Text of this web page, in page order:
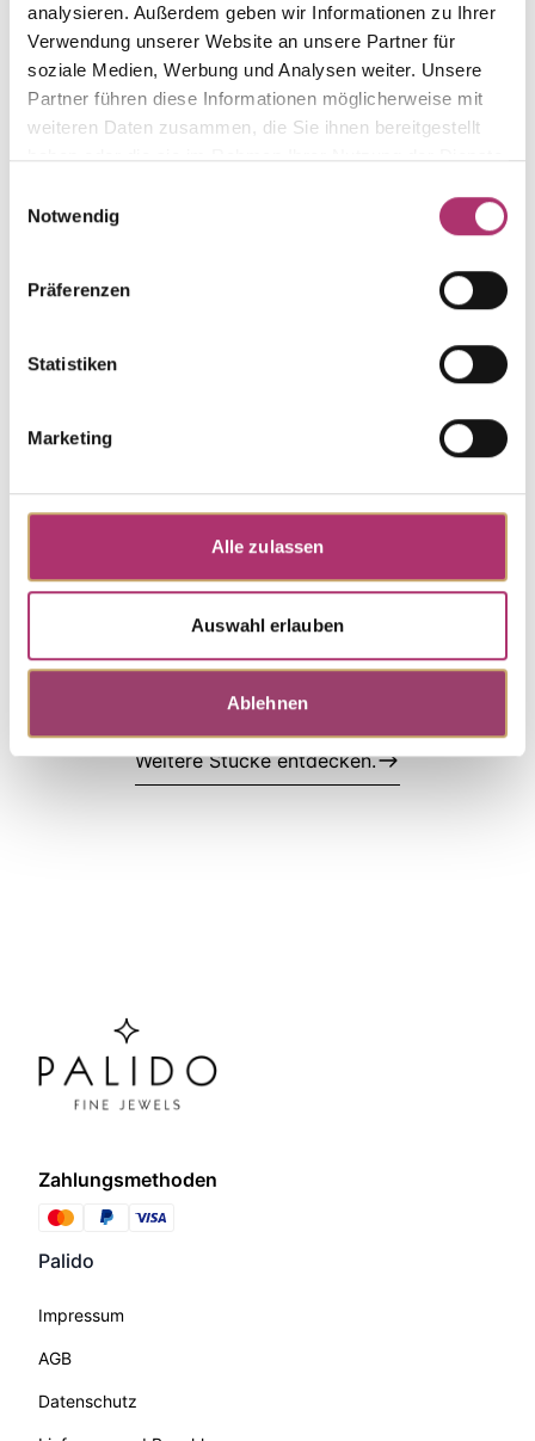
analysieren. Außerdem geben wir Informationen zu Ihrer
Verwendung unserer Website an unsere Partner für
soziale Medien, Werbung und Analysen weiter. Unsere
Partner führen diese Informationen möglicherweise mit
weiteren Daten zusammen, die Sie ihnen bereitgestellt
haben oder die sie im Rahmen Ihrer Nutzung der Dienste
Notwendig
Präferenzen
Statistiken
Marketing
Alle zulassen
Auswahl erlauben
Ablehnen
Armband · K11260G
Goldene Augenblicke · Armband · Gelbgold 585 ·
Zirkonia weiss · 17,5cm
UVP: € 348,00
Zirkonia weiss · 17,5cm
Goldene Augenblicke · Collier · Weißgold 585 ·
UVP: € 513,00
UVP: € 348,00
Weitere Stücke entdecken.
Zahlungsmethoden
Palido
Impressum
AGB
Datenschutz